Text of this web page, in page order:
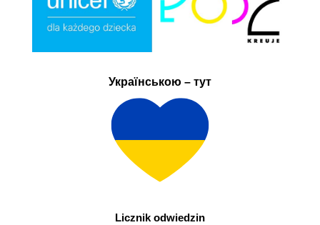
Українською – тут
Licznik odwiedzin